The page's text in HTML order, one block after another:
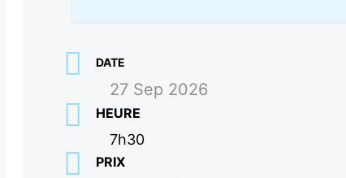
DATE
27 Sep 2026
HEURE
7h30
PRIX